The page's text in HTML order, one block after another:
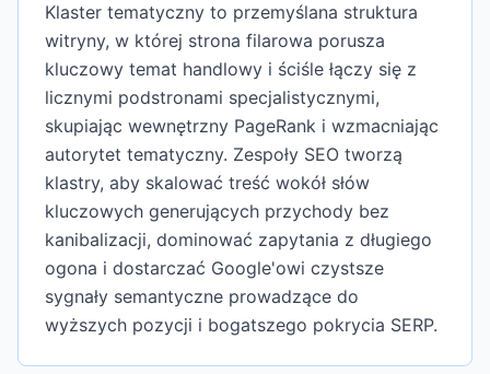
Klaster tematyczny to przemyślana struktura
witryny, w której strona filarowa porusza
kluczowy temat handlowy i ściśle łączy się z
licznymi podstronami specjalistycznymi,
skupiając wewnętrzny PageRank i wzmacniając
autorytet tematyczny. Zespoły SEO tworzą
klastry, aby skalować treść wokół słów
kluczowych generujących przychody bez
kanibalizacji, dominować zapytania z długiego
ogona i dostarczać Google'owi czystsze
sygnały semantyczne prowadzące do
wyższych pozycji i bogatszego pokrycia SERP.